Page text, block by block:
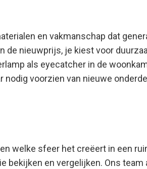
en vakmanschap dat
nieuwprijs, je kiest voor
als eyecatcher in de
nodig voorzien van nieuwe
welke sfeer het creëert in een
bekijken en vergelijken. Ons